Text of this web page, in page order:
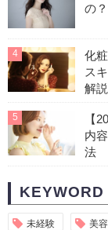
の
4
化
ス
解説
5
【
内
法
KEYWORD
未経験 美